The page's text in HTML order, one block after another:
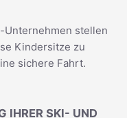
stellen
Kindersitze zu
sichere Fahrt.
IHRER SKI- UND